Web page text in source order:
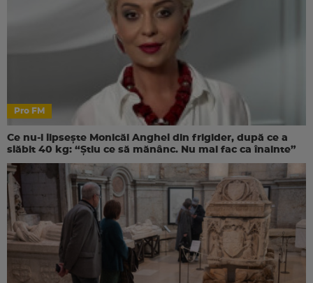
Pro FM
Ce nu-i lipsește Monicăi Anghel din frigider, după ce a
slăbit 40 kg: “Știu ce să mănânc. Nu mai fac ca înainte”